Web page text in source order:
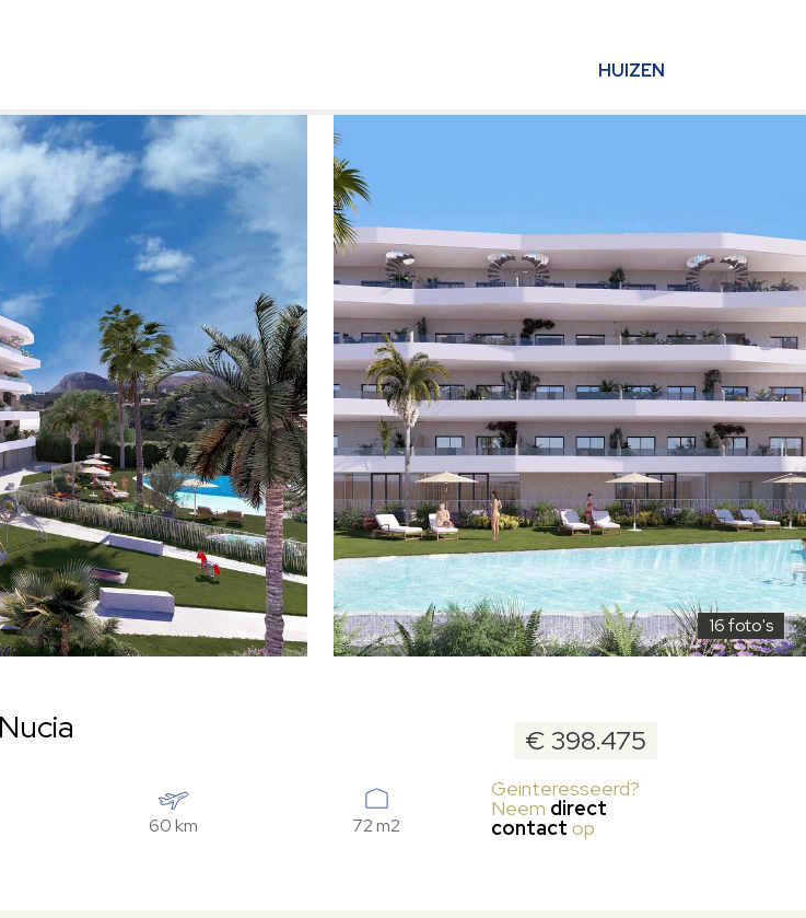
HUIZEN
16 foto's
€ 398.475
60 km 72 m2
Geinteresseerd?
Neem direct
contact op